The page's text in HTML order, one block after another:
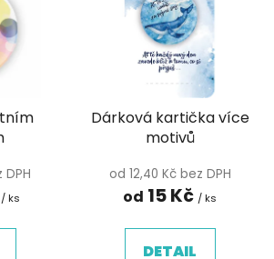
DPH
/ ks
Dárková kartička více
motivů
od 12,40 Kč bez DPH
od 15 Kč / ks
DETAIL